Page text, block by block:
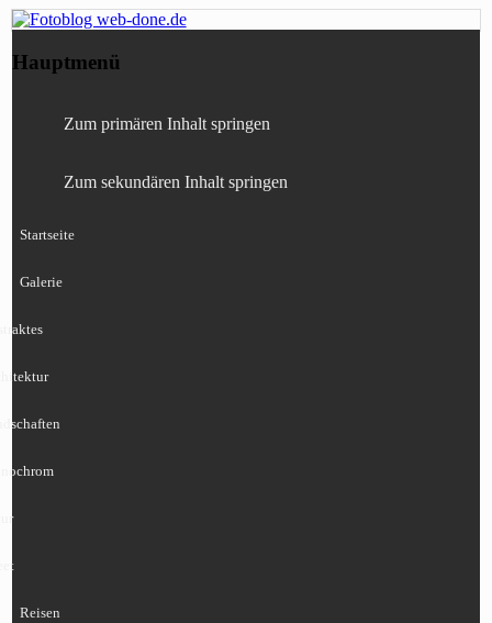
Fotoblog web-done.de
Canon, Nikon, Sony
Hauptmenü
Zum primären Inhalt springen
Zum sekundären Inhalt springen
Startseite
Galerie
Reisen